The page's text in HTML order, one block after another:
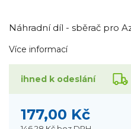
Náhradní díl - sběrač pro
Více informací
ihned k odeslání
177,00 Kč